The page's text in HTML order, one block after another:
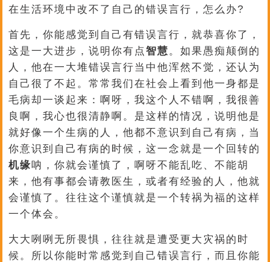
在生活环境中改不了自己的错误言行，怎么办?
首先，你能感觉到自己有错误言行，就恭喜你了，
这是一大进步，说明你有点智慧。如果愚痴颠倒的
人，他在一大堆错误言行当中他浑然不觉，还认为
自己很了不起。常常我们在社会上看到他一身都是
毛病却一谈起来：啊呀，我这个人不错啊，我很善
良啊，我心也很清静啊。是这样的情况，说明他是
就好像一个生病的人，他都不意识到自己有病，当
你意识到自己有病的时候，这一念就是一个回转的
机缘呐，你就会谨慎了，啊呀不能乱吃、不能胡
来，他有事都会请教医生，或者有经验的人，他就
会谨慎了。往往这个谨慎就是一个转祸为福的这样
一个体会。
大大咧咧无所畏惧，往往就是遭受更大灾祸的时
候。所以你能时常感觉到自己错误言行，而且你能